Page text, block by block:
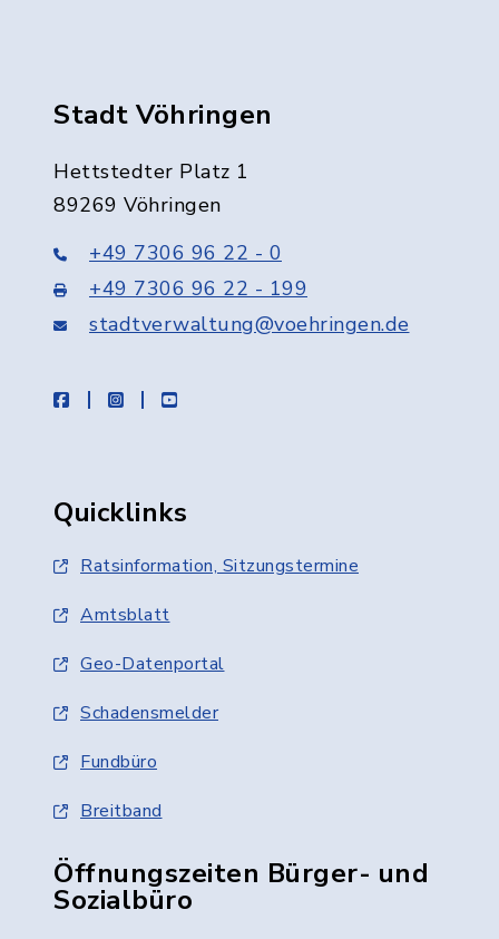
Stadt Vöhringen
Hettstedter Platz 1
89269 Vöhringen
+49 7306 96 22 - 0
+49 7306 96 22 - 199
stadtverwaltung@voehringen.de
facebookinstagramyoutube
Quicklinks
Ratsinformation, Sitzungstermine
Amtsblatt
Geo-Datenportal
Schadensmelder
Fundbüro
Breitband
Öffnungszeiten Bürger- und
Sozialbüro